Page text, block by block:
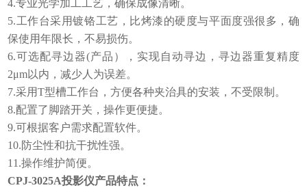
4.专业光学加工工艺，确保成像清晰。
5.工作台采用镀铬工艺，比烤漆的硬度与平面度强很多，确
保使用年限长，不易损伤。
6.可选配寻边器(产品），实现自动寻边，寻边器重复精度
2μm以内，减少人为误差。
7.采用T型槽工作台，方便各种夹治具的安装，不受限制。
8.配置了脚踏开关，操作更便捷。
9.可根据客户需求配置软件。
10.防尘性和抗干扰性强。
11.操作维护简便。
CPJ-3025A投影仪产品特点：